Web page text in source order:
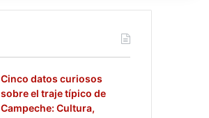
Cinco datos curiosos
sobre el traje típico de
Campeche: Cultura,